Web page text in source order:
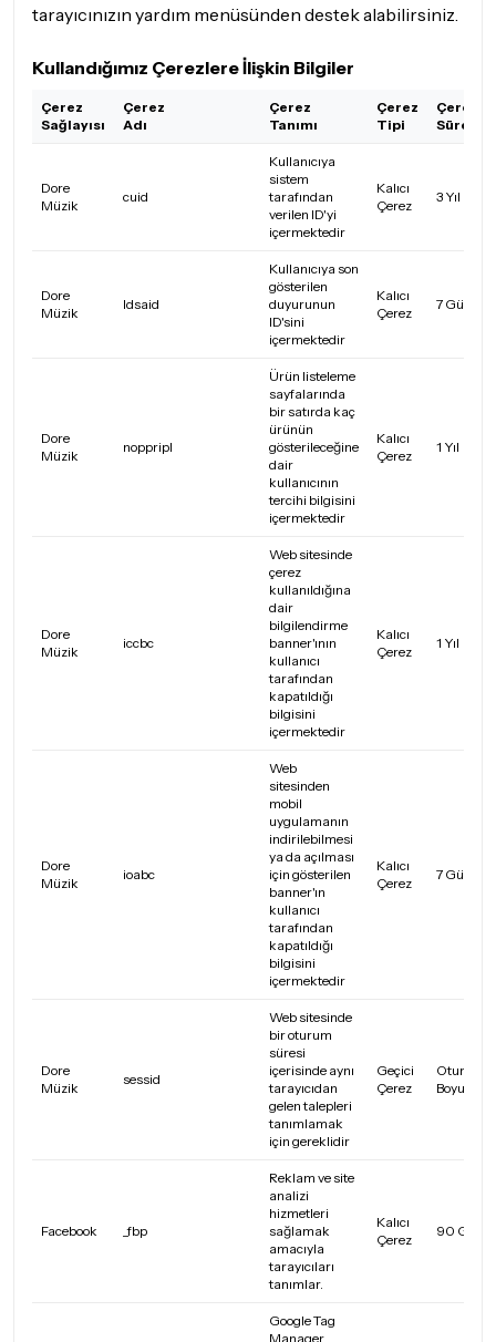
tarayıcınızın yardım menüsünden destek alabilirsiniz.
Kullandığımız Çerezlere İlişkin Bilgiler
Çerez
Sağlayısı
Çerez
Adı
Çerez
Tanımı
Çerez
Tipi
Çerez
Süresi
Dore
Müzik
cuid
Kullanıcıya
sistem
tarafından
verilen ID'yi
içermektedir
Kalıcı
Çerez
3 Yıl
Dore
Müzik
ldsaid
Kullanıcıya son
gösterilen
duyurunun
ID'sini
içermektedir
Kalıcı
Çerez
7 Gün
Dore
Müzik
noppripl
Ürün listeleme
sayfalarında
bir satırda kaç
ürünün
gösterileceğine
dair
kullanıcının
tercihi bilgisini
içermektedir
Kalıcı
Çerez
1 Yıl
Dore
Müzik
iccbc
Web sitesinde
çerez
kullanıldığına
dair
bilgilendirme
banner'ının
kullanıcı
tarafından
kapatıldığı
bilgisini
içermektedir
Kalıcı
Çerez
1 Yıl
Dore
Müzik
ioabc
Web
sitesinden
mobil
uygulamanın
indirilebilmesi
ya da açılması
için gösterilen
banner'ın
kullanıcı
tarafından
kapatıldığı
bilgisini
içermektedir
Kalıcı
Çerez
7 Gün
Dore
Müzik
sessid
Web sitesinde
bir oturum
süresi
içerisinde aynı
tarayıcıdan
gelen talepleri
tanımlamak
için gereklidir
Geçici
Çerez
Oturum
Boyunca
Facebook _fbp
Reklam ve site
analizi
hizmetleri
sağlamak
amacıyla
tarayıcıları
tanımlar.
Kalıcı
Çerez
90 Gün
Google Tag
Manager